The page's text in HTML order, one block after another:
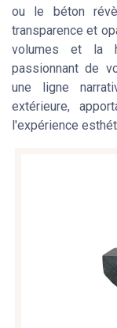
ou le béton
transparence et
volumes et la
passionnant de
une ligne
extérieure,
l'expérience